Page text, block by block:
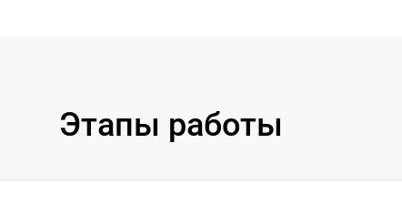
Этапы работы